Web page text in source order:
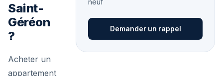
Saint-
Géréon
?
Acheter un
appartement
neuf
Demander un rappel